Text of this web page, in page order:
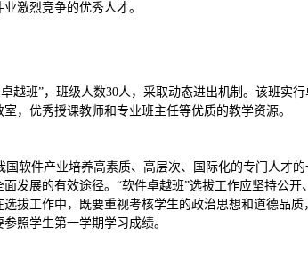
激烈竞争的优秀人才。
越班”，班级人数30人， 采取动态进出机制。该班实行
，优秀授课教师和专业班主任等优质的教学资源。
国软件产业培养高素质、高层次、国际化的专门人才
发展的有效途径。“软件卓越班”选拔工作应坚持公开
拔工作中，既要重视考核学生的政治思想和道德品
照学生第一学期学习成绩。